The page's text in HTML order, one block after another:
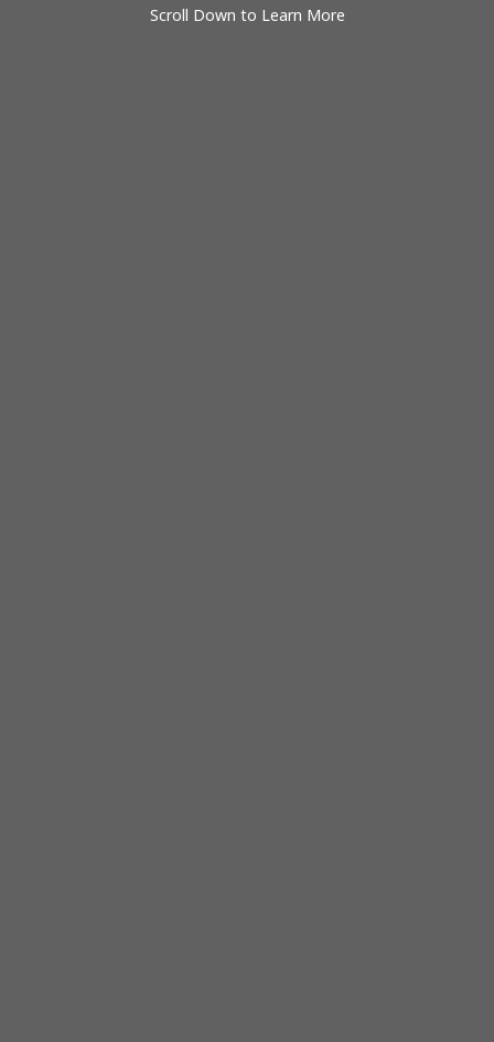
Scroll Down to Learn More